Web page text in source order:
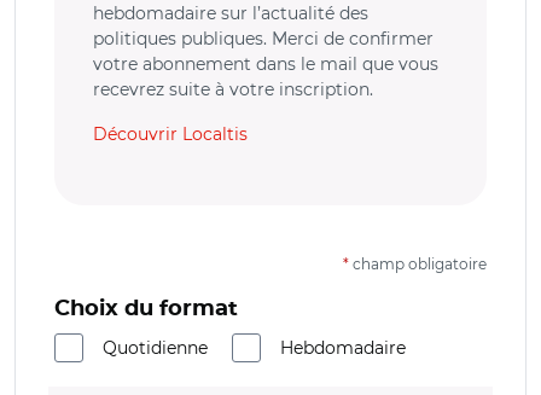
hebdomadaire sur l’actualité des
politiques publiques. Merci de confirmer
votre abonnement dans le mail que vous
recevrez suite à votre inscription.
Découvrir Localtis
* champ obligatoire
Choix du format
Quotidienne
Hebdomadaire